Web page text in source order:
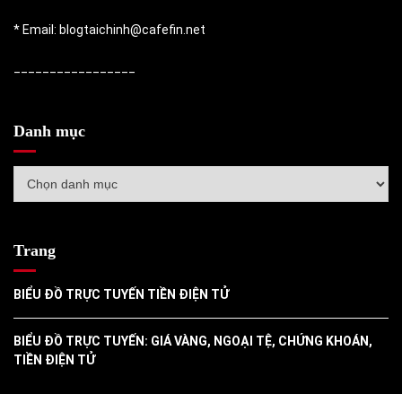
* Email: blogtaichinh@cafefin.net
Danh mục
mục
Trang
BIỂU ĐỒ TRỰC TUYẾN TIỀN ĐIỆN TỬ
BIỂU ĐỒ TRỰC TUYẾN: GIÁ VÀNG, NGOẠI TỆ, CHỨNG KHOÁN,
TIỀN ĐIỆN TỬ